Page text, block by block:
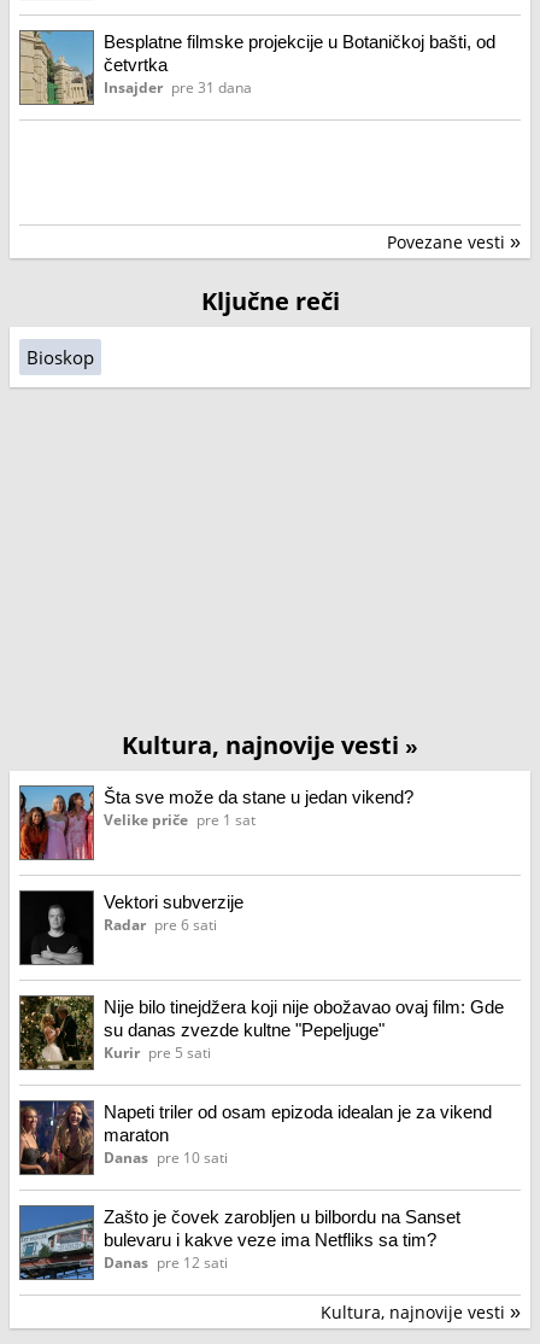
Besplatne filmske projekcije u Botaničkoj bašti, od
četvrtka
Insajder pre 31 dana
Povezane vesti »
Ključne reči
Bioskop
Kultura, najnovije vesti »
Šta sve može da stane u jedan vikend?
Velike priče pre 1 sat
Vektori subverzije
Radar pre 6 sati
Nije bilo tinejdžera koji nije obožavao ovaj film: Gde
su danas zvezde kultne "Pepeljuge"
Kurir pre 5 sati
Napeti triler od osam epizoda idealan je za vikend
maraton
Danas pre 10 sati
Zašto je čovek zarobljen u bilbordu na Sanset
bulevaru i kakve veze ima Netfliks sa tim?
Danas pre 12 sati
Kultura, najnovije vesti »